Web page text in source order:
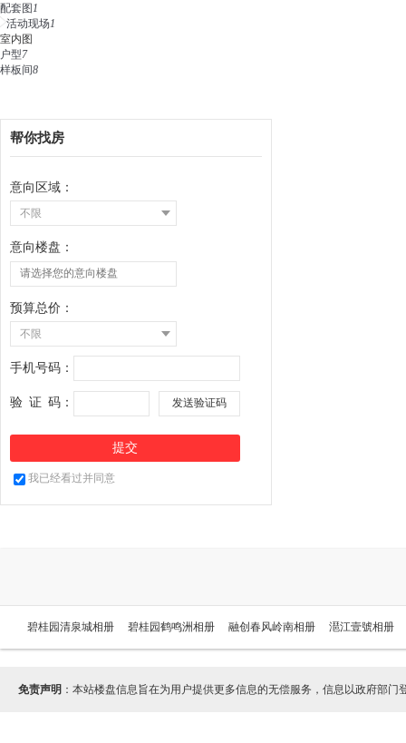
配套图1
活动现场1
室内图
户型7
样板间8
帮你找房
意向区域：
不限
意向楼盘：
预算总价：
不限
手机号码：
验 证 码：
我已经看过并同意
碧桂园清泉城相册 碧桂园鹤鸣洲相册 融创春风岭南相册 潖江壹號相册
免责声明 ：本站楼盘信息旨在为用户提供更多信息的无偿服务，信息以政府部门